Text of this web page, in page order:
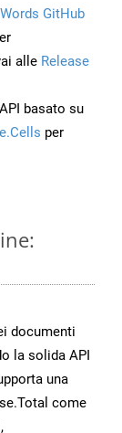
GitHub
alle Release
basato su
per
documenti
la solida API
una
come